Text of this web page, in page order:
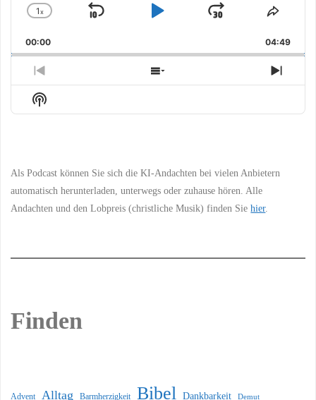
Change
Rate
1x
Skip
Play
Jump
Forward
Share
00:00 04:49
Previous
Episode
Show
Episodes
Next
Show
Podcast
Als Podcast können Sie sich die KI-Andachten bei vielen Anbietern
automatisch herunterladen, unterwegs oder zuhause hören. Alle
Andachten und den Lobpreis (christliche Musik) finden Siehier.
Finden
Advent Alltag Barmherzigkeit Bibel Dankbarkeit Demut